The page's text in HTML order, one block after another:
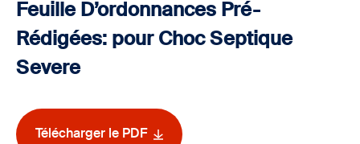
Feuille D’ordonnances Pré-
Rédigées: pour Choc Septique
Severe
Télécharger le PDF